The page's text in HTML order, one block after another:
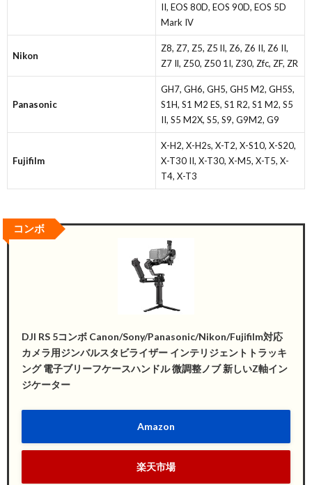
II, EOS 80D, EOS 90D, EOS 5D
Mark IV
Nikon
Z8, Z7, Z5, Z5 lI, Z6, Z6 II, Z6 II,
Z7 Il, Z50, Z50 1I, Z30, Zfc, ZF, ZR
Panasonic
GH7, GH6, GH5, GH5 M2, GH5S,
S1H, S1 M2 ES, S1 R2, S1 M2, S5
II, S5 M2X, S5, S9, G9M2, G9
Fujifilm
X-H2, X-H2s, X-T2, X-S10, X-S20,
X-T30 II, X-T30, X-M5, X-T5, X-
T4, X-T3
DJI RS 5コンボ Canon/Sony/Panasonic/Nikon/Fujifilm対応
カメラ用ジンバルスタビライザー インテリジェントトラッキ
ング 電子ブリーフケースハンドル 微調整ノブ 新しいZ軸イン
ジケーター
Amazon
楽天市場
コンボ